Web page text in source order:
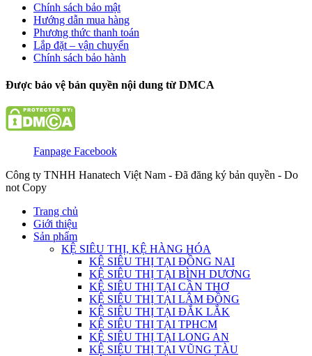
Chính sách bảo mật
Hướng dẫn mua hàng
Phương thức thanh toán
Lắp đặt – vận chuyển
Chính sách bảo hành
Được bảo vệ bản quyền nội dung từ DMCA
Fanpage Facebook
Công ty TNHH Hanatech Việt Nam - Đã đăng ký bản quyền - Do
not Copy
Trang chủ
Giới thiệu
Sản phẩm
KỆ SIÊU THỊ, KỆ HÀNG HÓA
KỆ SIÊU THỊ TẠI ĐỒNG NAI
KỆ SIÊU THỊ TẠI BÌNH DƯƠNG
KỆ SIÊU THỊ TẠI CẦN THƠ
KỆ SIÊU THỊ TẠI LÂM ĐỒNG
KỆ SIÊU THỊ TẠI ĐẮK LẮK
KỆ SIÊU THỊ TẠI TPHCM
KỆ SIÊU THỊ TẠI LONG AN
KỆ SIÊU THỊ TẠI VŨNG TÀU